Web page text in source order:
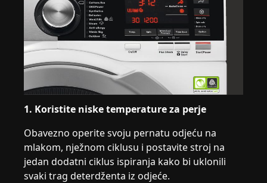
1. Koristite niske temperature za perje
Obavezno operite svoju pernatu odjeću na
mlakom, nježnom ciklusu i postavite stroj na
jedan dodatni ciklus ispiranja kako bi uklonili
svaki trag deterdženta iz odjeće.